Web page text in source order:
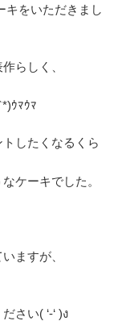
キをいただきまし
らしく、
ｳﾏｳﾏ
したくなるくら
ケーキでした。
ますが、
さい( ‘-‘ )ง